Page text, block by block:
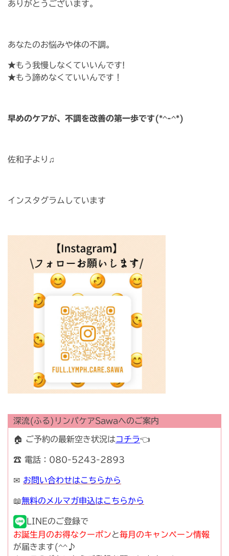
ありがとうございます。
あなたのお悩みや体の不調。
★もう我慢しなくていいんです!
★もう諦めなくていいんです！
早めのケアが、不調を改善の第一歩です(*^-^*)
佐和子より♫
インスタグラムしています
深流(ふる)リンパケアSawaへのご案内
🏠 ご予約の最新空き状況はコチラ👈
☎ 電話：080-5243-2893
✉ お問い合わせはこちらから
📖無料のメルマガ申込はこちらから
LINEのご登録で
お誕生月のお得なクーポンと毎月のキャンペーン情報
が届きます(^^♪